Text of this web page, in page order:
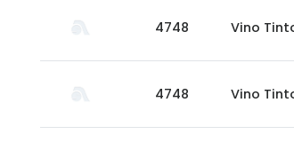
4748 Vino
4748 Vino